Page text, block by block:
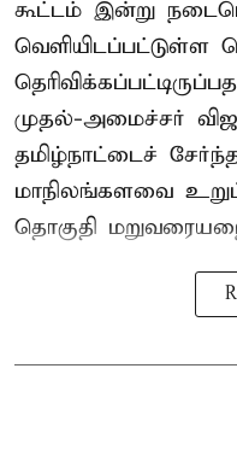
கூட்டம் இன்று
வெளியிடப்பட்டுள்ள
முதல்-அமைச்சர்
தமிழ்நாட்டைச்
மாநிலங்களவை
தொகுதி